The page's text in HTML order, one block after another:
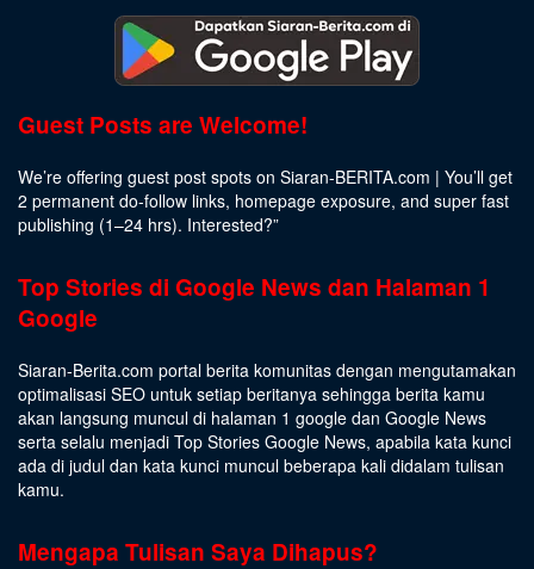
Guest Posts are Welcome!
We’re offering guest post spots on Siaran-BERITA.com | You’ll get
2 permanent do-follow links, homepage exposure, and super fast
publishing (1–24 hrs). Interested?”
Top Stories di Google News dan Halaman 1
Google
Siaran-Berita.com portal berita komunitas dengan mengutamakan
optimalisasi SEO untuk setiap beritanya sehingga berita kamu
akan langsung muncul di halaman 1 google dan Google News
serta selalu menjadi Top Stories Google News, apabila kata kunci
ada di judul dan kata kunci muncul beberapa kali didalam tulisan
kamu.
Mengapa Tulisan Saya Dihapus?